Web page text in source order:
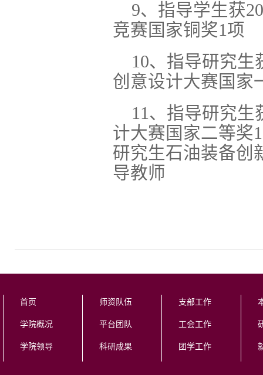
9、指导学生获
竞赛国家铜奖1项
10、指导研究生
创意设计大赛国家
11、指导研究生
计大赛国家二等奖
研究生石油装备创
导教师
首页
学院概况
学院领导
师资队伍
平台团队
科研成果
支部工作
工会工作
团学工作